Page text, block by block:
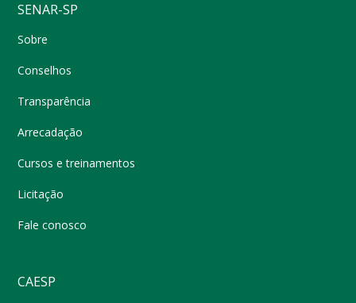
SENAR-SP
Sobre
Conselhos
Transparência
Arrecadação
Cursos e treinamentos
Licitação
Fale conosco
CAESP